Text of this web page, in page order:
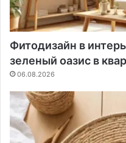
Фитодизайн в
зеленый оазис в
06.08.2026